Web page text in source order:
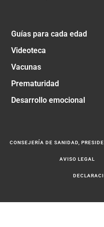
Guías para cada edad
Videoteca
Vacunas
Prematuridad
Desarrollo emocional
CONSEJERÍA DE SANIDAD,
AVISO LEGAL